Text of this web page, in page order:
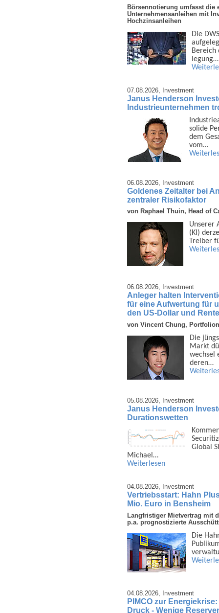
Börsennotierung umfasst die
Unternehmensanleihen mit
Hochzinsanleihen
Die
Bereich
legung…
07.08.2026, Investment
Janus Henderson
Industrieunternehmen
solide
dem
vom…
06.08.2026, Investment
Goldenes Zeitalter bei
zentraler Risikofaktor
von Raphael Thuin, Head of
Unserer
(KI)
Treiber
06.08.2026, Investment
Anleger halten
für eine Aufwertung für
den US-Dollar und
von Vincent Chung,
Die
Markt
wechsel
deren…
05.08.2026, Investment
Janus Henderson
Durationswetten
Global
Michael…
Weiterlesen
04.08.2026, Investment
Vertriebsstart: Hahn
Mio. Euro in Bensheim
Langfristiger Mietvertrag mit
p.a. prognostizierte
Die
04.08.2026, Investment
PIMCO zur
Druck - Wenige